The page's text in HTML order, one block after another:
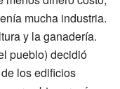
mucha industria.
y la ganadería.
pueblo) decidió
los edificios